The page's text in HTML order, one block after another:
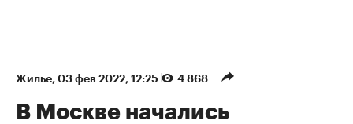
Жилье⁠, 03 фев 2022, 12:25 4 868
В Москве начались